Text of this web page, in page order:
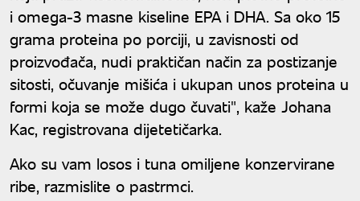
i omega-3 masne kiseline EPA i DHA. Sa oko 15
grama proteina po porciji, u zavisnosti od
proizvođača, nudi praktičan način za postizanje
sitosti, očuvanje mišića i ukupan unos proteina u
formi koja se može dugo čuvati", kaže Johana
Kac, registrovana dijetetičarka.
Ako su vam losos i tuna omiljene konzervirane
ribe, razmislite o pastrmci.